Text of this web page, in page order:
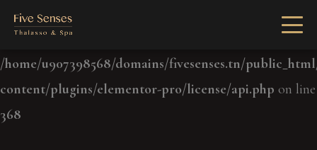
Notice: Undefined index: license in
/home/u907398568/domains/fivesenses.tn/
content/plugins/elementor-pro/license/api.php on line
368